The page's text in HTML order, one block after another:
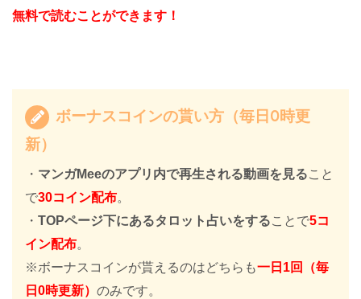
無料で読むことができます！
ボーナスコインの貰い方（毎日0時更
新）
・ マンガMeeのアプリ内で再生される動画を見ること
で30コイン配布。
・ TOPページ下にあるタロット占いをすることで5コ
イン配布。
※ボーナスコインが貰えるのはどちらも一日1回（毎
日0時更新） のみです。